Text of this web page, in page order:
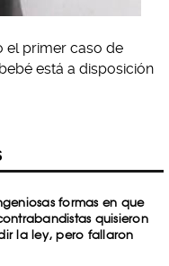
el primer caso de
está a disposición
formas en que
quisieron
la ley, pero fallaron